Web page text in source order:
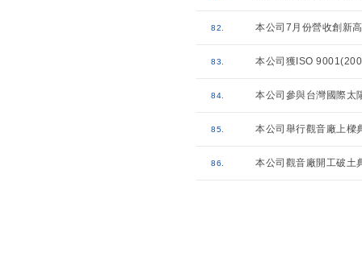
82. 本公司7月份營收創新
83. 本公司獲ISO
84. 本公司參與台灣國際太
85. 本公司舉行觀音廠上樑
86. 本公司觀音廠開工破土